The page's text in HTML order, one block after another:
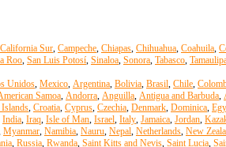
Sur, Campeche, Chiapas, Chihuahua, Coahuila,
Roo, San Luis Potosí, Sinaloa, Sonora, Tabasco,
Unidos, Mexico, Argentina, Bolivia, Brasil, Chile,
Samoa, Andorra, Anguilla, Antigua and Barbuda,
, Croatia, Cyprus, Czechia, Denmark, Dominica,
India, Iraq, Isle of Man, Israel, Italy, Jamaica, Jordan,
Myanmar, Namibia, Nauru, Nepal, Netherlands, New
, Russia, Rwanda, Saint Kitts and Nevis, Saint Lucia,